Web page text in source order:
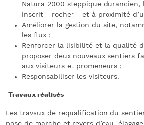
Natura 2000 steppique durancien,
inscrit - rocher - et à proximité
Améliorer la gestion du site,
les flux ;
Renforcer la lisibilité et la qualité
proposer deux nouveaux sentiers
aux visiteurs et promeneurs ;
Responsabiliser les visiteurs.
Travaux réalisés
Les travaux de requalification du
pose de marche et revers d’eau,